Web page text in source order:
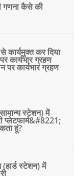
गणना कैसे की
कर दिया
कार्यभार ग्रहण
पर कार्यभार ग्रहण
स्टेशन) में
प्लेटफार्म&#8221;
हूं?
(हार्ड स्टेशन) में